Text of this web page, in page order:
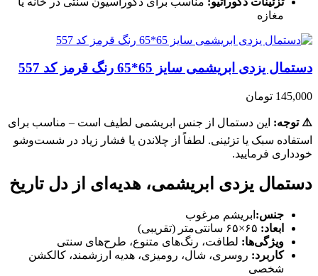
مغازه
دستمال یزدی ابریشمی سایز 65*65 رنگ قرمز کد 557
145,000 تومان
⚠️ توجه: این دستمال از جنس ابریشمی لطیف است – مناسب برای
استفاده سبک یا تزئینی. لطفاً از چلاندن یا فشار زیاد در شست‌وشو
خودداری فرمایید.
دستمال یزدی ابریشمی، هدیه‌ای از دل تاریخ
جنس: ابریشم مرغوب
ابعاد:
ویژگی‌ها: لطافت، رنگ‌های متنوع، طرح‌های سنتی
کاربرد: روسری، شال، رومیزی، هدیه ارزشمند، کالکشن
شخصی